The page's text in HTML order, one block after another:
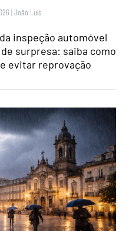
|João Luís
inspeção automóvel
surpresa: saiba como
evitar reprovação